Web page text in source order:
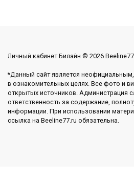
Личный кабинет Билайн © 2026
*Данный сайт является
в ознакомительных целях. Все фото и
открытых источников. Администрация
ответственность за содержание,
информации. При использовании
ссылка на Beeline77.ru обязательна.